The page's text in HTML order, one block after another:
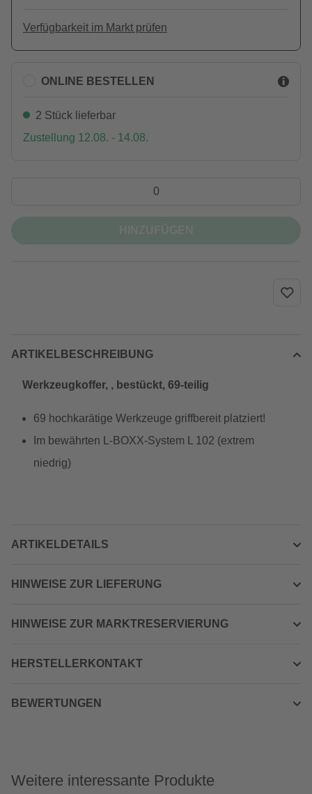
Verfügbarkeit im Markt prüfen
ONLINE BESTELLEN
2 Stück lieferbar
Zustellung 12.08. - 14.08.
ARTIKELBESCHREIBUNG
Werkzeugkoffer, , bestückt, 69-teilig
69 hochkarätige Werkzeuge griffbereit platziert!
Im bewährten L-BOXX-System L 102 (extrem
niedrig)
ARTIKELDETAILS
HINWEISE ZUR LIEFERUNG
HINWEISE ZUR MARKTRESERVIERUNG
HERSTELLERKONTAKT
BEWERTUNGEN
Weitere interessante Produkte